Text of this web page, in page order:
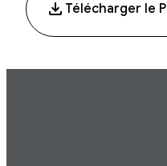
Télécharger le